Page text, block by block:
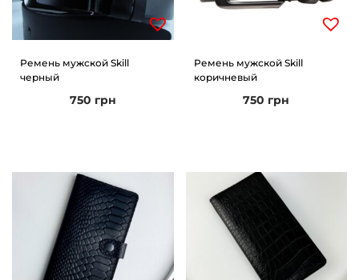
Ремень мужской Skill
черный
750 грн
Ремень мужской Skill
коричневый
750 грн